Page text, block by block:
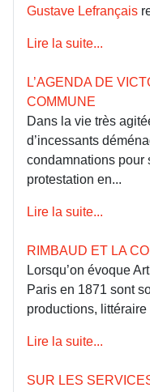
Gustave Lefrançais
Lire la suite...
L’AGENDA DE
COMMUNE
Dans la vie très
d’incessants
condamnations pour
protestation en...
Lire la suite...
RIMBAUD ET LA
Lorsqu’on évoque
Paris en 1871 sont
productions,
Lire la suite...
SUR LES